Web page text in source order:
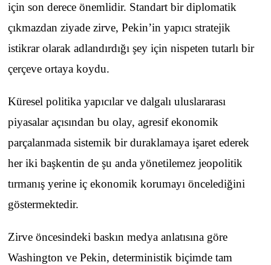
için son derece önemlidir. Standart bir diplomatik
çıkmazdan ziyade zirve, Pekin’in yapıcı stratejik
istikrar olarak adlandırdığı şey için nispeten tutarlı bir
çerçeve ortaya koydu.
Küresel politika yapıcılar ve dalgalı uluslararası
piyasalar açısından bu olay, agresif ekonomik
parçalanmada sistemik bir duraklamaya işaret ederek
her iki başkentin de şu anda yönetilemez jeopolitik
tırmanış yerine iç ekonomik korumayı öncelediğini
göstermektedir.
Zirve öncesindeki baskın medya anlatısına göre
Washington ve Pekin, deterministik biçimde tam